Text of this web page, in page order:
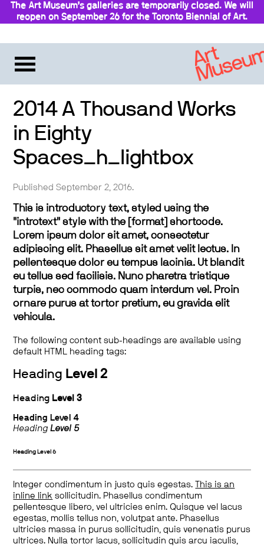
The Art Museum’s galleries are temporarily closed. We will
reopen on September 26 for the Toronto Biennial of Art.
2014 A Thousand Works
in Eighty
Spaces_h_lightbox
Published September 2, 2016.
This is introductory text, styled using the
"introtext" style with the [format] shortcode.
Lorem ipsum dolor sit amet, consectetur
adipiscing elit. Phasellus sit amet velit lectus. In
pellentesque dolor eu tempus lacinia. Ut blandit
eu tellus sed facilisis. Nunc pharetra tristique
turpis, nec commodo quam interdum vel. Proin
ornare purus at tortor pretium, eu gravida elit
vehicula.
The following content sub-headings are available using
default HTML heading tags:
Heading Level 2
Heading Level 3
Heading Level 4
HeadingLevel 5
Heading Level 6
Integer condimentum in justo quis egestas.
This is an
inline link sollicitudin. Phasellus condimentum
pellentesque libero, vel ultricies enim. Quisque vel lacus
egestas, mollis tellus non, volutpat ante. Phasellus
ultricies massa in purus sollicitudin, quis venenatis purus
ultrices. Nulla tortor lacus, sollicitudin quis arcu iaculis,